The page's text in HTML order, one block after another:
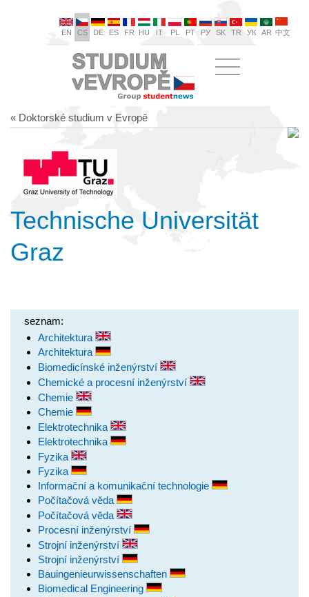
EN CS DE ES FR HU IT PL PT РУ SK TR УК AR 中文
« Doktorské studium v Evropě
Technische Universität
Graz
seznam:
Architektura
Architektura
Biomedicínské inženýrství
Chemické a procesní inženýrství
Chemie
Chemie
Elektrotechnika
Elektrotechnika
Fyzika
Fyzika
Informační a komunikační technologie
Počítačová věda
Počítačová věda
Procesní inženýrství
Strojní inženýrství
Strojní inženýrství
Bauingenieurwissenschaften
Biomedical Engineering